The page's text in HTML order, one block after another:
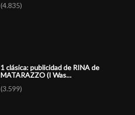
(4.835)
1 clásica: publicidad de RINA de
MATARAZZO (I Was…
(3.599)